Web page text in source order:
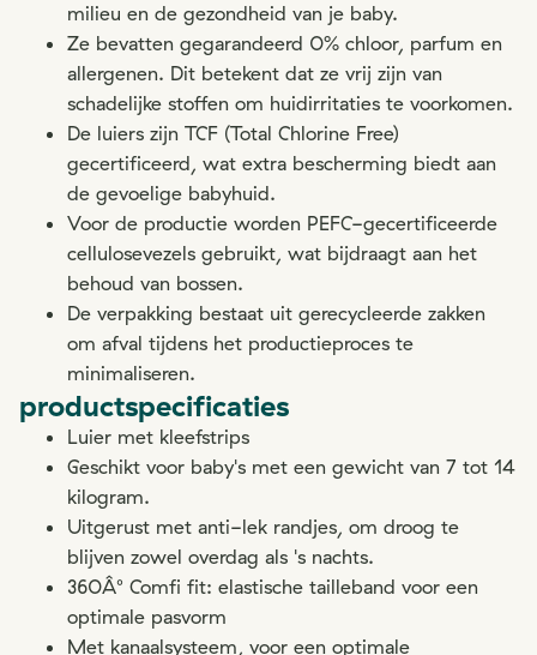
milieu en de gezondheid van je baby.
Ze bevatten gegarandeerd 0% chloor, parfum en
allergenen. Dit betekent dat ze vrij zijn van
schadelijke stoffen om huidirritaties te voorkomen.
De luiers zijn TCF (Total Chlorine Free)
gecertificeerd, wat extra bescherming biedt aan
de gevoelige babyhuid.
Voor de productie worden PEFC-gecertificeerde
cellulosevezels gebruikt, wat bijdraagt aan het
behoud van bossen.
De verpakking bestaat uit gerecycleerde zakken
om afval tijdens het productieproces te
minimaliseren.
productspecificaties
Luier met kleefstrips
Geschikt voor baby's met een gewicht van 7 tot 14
kilogram.
Uitgerust met anti-lek randjes, om droog te
blijven zowel overdag als 's nachts.
360Â° Comfi fit: elastische tailleband voor een
optimale pasvorm
Met kanaalsysteem, voor een optimale